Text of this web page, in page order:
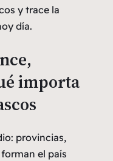
y trace la
día.
importa
provincias,
el país